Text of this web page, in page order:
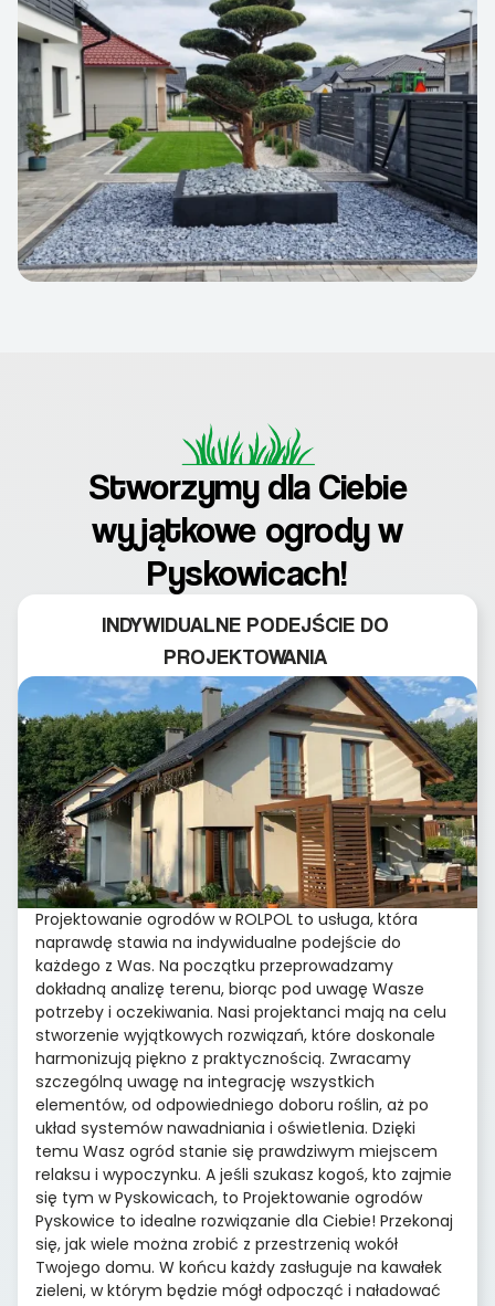
Stworzymy dla Ciebie
wyjątkowe ogrody w
Pyskowicach!
INDYWIDUALNE PODEJŚCIE DO
PROJEKTOWANIA
Projektowanie ogrodów w ROLPOL to usługa, która
naprawdę stawia na indywidualne podejście do
każdego z Was. Na początku przeprowadzamy
dokładną analizę terenu, biorąc pod uwagę Wasze
potrzeby i oczekiwania. Nasi projektanci mają na celu
stworzenie wyjątkowych rozwiązań, które doskonale
harmonizują piękno z praktycznością. Zwracamy
szczególną uwagę na integrację wszystkich
elementów, od odpowiedniego doboru roślin, aż po
układ systemów nawadniania i oświetlenia. Dzięki
temu Wasz ogród stanie się prawdziwym miejscem
relaksu i wypoczynku. A jeśli szukasz kogoś, kto zajmie
się tym w Pyskowicach, to Projektowanie ogrodów
Pyskowice to idealne rozwiązanie dla Ciebie! Przekonaj
się, jak wiele można zrobić z przestrzenią wokół
Twojego domu. W końcu każdy zasługuje na kawałek
zieleni, w którym będzie mógł odpocząć i naładować